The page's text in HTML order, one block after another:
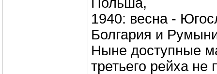
1940: весна -
Болгария и
Ныне доступные
третьего рейха не